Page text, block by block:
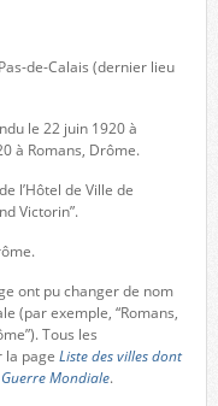
de-Calais (dernier lieu
le 22 juin 1920 à
à Romans, Drôme.
l’Hôtel de Ville de
Victorin”.
ont pu changer de nom
(par exemple, “Romans,
Tous les
la page Liste des villes dont
Mondiale.